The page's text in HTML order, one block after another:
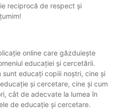
reciprocă de respect și
online care găzduiește
educației și cercetării.
sunt educați copiii noștri, cine și
și cercetare, cine și cum
cât de adecvate la lumea în
de educație și cercetare.